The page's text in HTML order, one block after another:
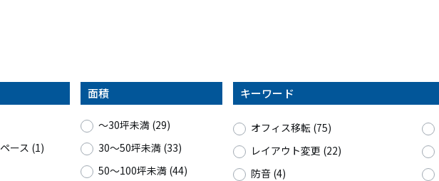
ース (1)
面積
〜30坪未満 (29)
30〜50坪未満 (33)
50〜100坪未満 (44)
キーワード
オフィス移転 (75)
レイアウト変更 (22)
防音 (4)